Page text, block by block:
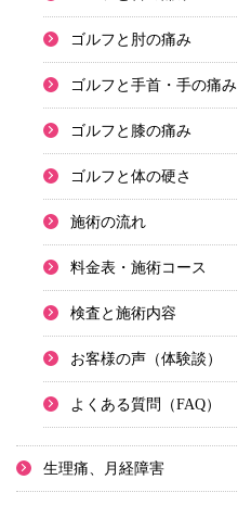
ゴルフと肘の痛み
ゴルフと手首・手の痛み
ゴルフと膝の痛み
ゴルフと体の硬さ
施術の流れ
料金表・施術コース
検査と施術内容
お客様の声（体験談）
よくある質問（FAQ）
生理痛、月経障害